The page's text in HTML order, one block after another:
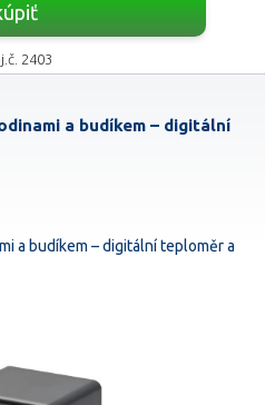
2403
a budíkem – digitální
a budíkem – digitální teploměr a